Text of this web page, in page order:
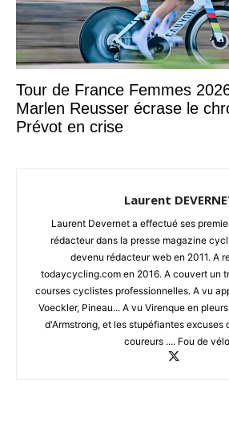
Tour de France Femmes
Marlen Reusser écrase le
Prévot en crise
Laurent
Laurent Devernet a effectué ses
rédacteur dans la presse magazine
devenu rédacteur web en 2011. A
todaycycling.com en 2016. A couvert un
courses cyclistes professionnelles. A vu
Voeckler, Pineau... A vu Virenque en
d'Armstrong, et les stupéfiantes excuses
coureurs .... Fou de